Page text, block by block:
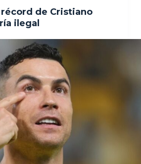
de Cristiano
ilegal